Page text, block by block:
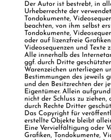
Der Autor ist bestrebt, in
Urheberrechte der
Tondokumente,
beachten, von ihm selbst
Tondokumente,
oder auf lizenzfreie
Videosequenzen und Texte
Alle innerhalb des
ggf. durch Dritte
Warenzeichen unterliegen
Bestimmungen des jeweils
und den Besitzrechten der
Eigentümer. Allein
nicht der Schluss zu
durch Rechte Dritter
Das Copyright für
erstellte Objekte bleibt
Eine Vervielfältigung oder
Grafiken, Tondokumente,